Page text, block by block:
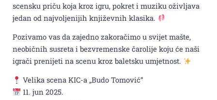
scensku priču koja kroz igru, pokret i muziku oživljava
jedan od najvoljenijih književnih klasika.
Pozivamo vas da zajedno zakoračimo u svijet mašte,
neobičnih susreta i bezvremenske čarolije koju će naši
igrači prenijeti na scenu kroz baletsku umjetnost.
Velika scena KIC-a „Budo Tomović“
11. jun 2025.